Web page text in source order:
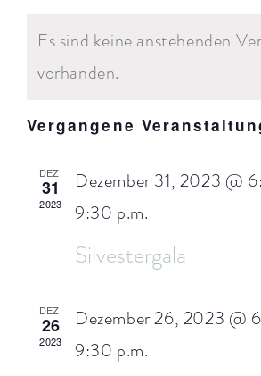
VON
Es sind keine anstehenden
vorhanden.
Vergangene
DEZ.
31
2023
Dezember 31, 2023 @
9:30 p.m.
Silvestergala
DEZ.
26
2023
Dezember 26, 2023 @
9:30 p.m.